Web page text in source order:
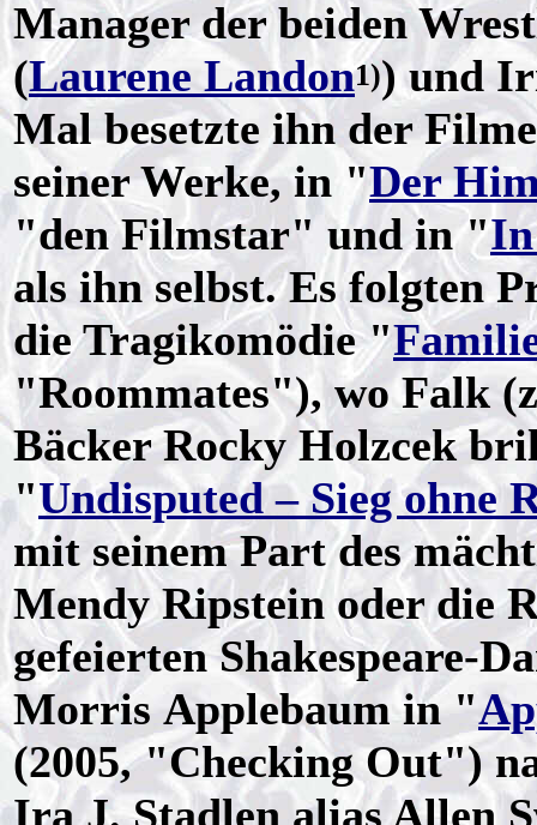
Manager der beiden
(Laurene Landon1)) und
Mal besetzte ihn der
seiner Werke, in "Der
"den Filmstar" und in "
als ihn selbst. Es folgten
die Tragikomödie "
"Roommates"), wo Falk
Bäcker Rocky Holzcek
"Undisputed – Sieg ohne
mit seinem Part des
Mendy Ripstein oder die
gefeierten Shakespeare-
Morris Applebaum in "
(2005, "Checking Out")
Ira J. Stadlen alias Allen